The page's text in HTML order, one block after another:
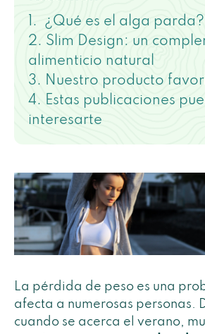
¿Qué es el alga parda?
Slim Design: un
alimenticio natural
Nuestro producto
Estas publicaciones
interesarte
La pérdida de peso es una
afecta a numerosas personas.
cuando se acerca el verano,